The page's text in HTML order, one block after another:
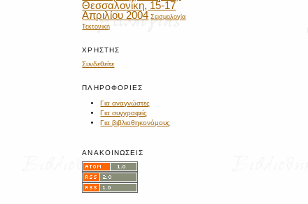
Θεσσαλονίκη, 15-17
Απριλίου 2004 Σεισμολογία
Τεκτονική
ΧΡΉΣΤΗΣ
Συνδεθείτε
ΠΛΗΡΟΦΟΡΊΕΣ
Για αναγνώστες
Για συγγραφείς
Για βιβλιοθηκονόμους
ΑΝΑΚΟΙΝΏΣΕΙΣ